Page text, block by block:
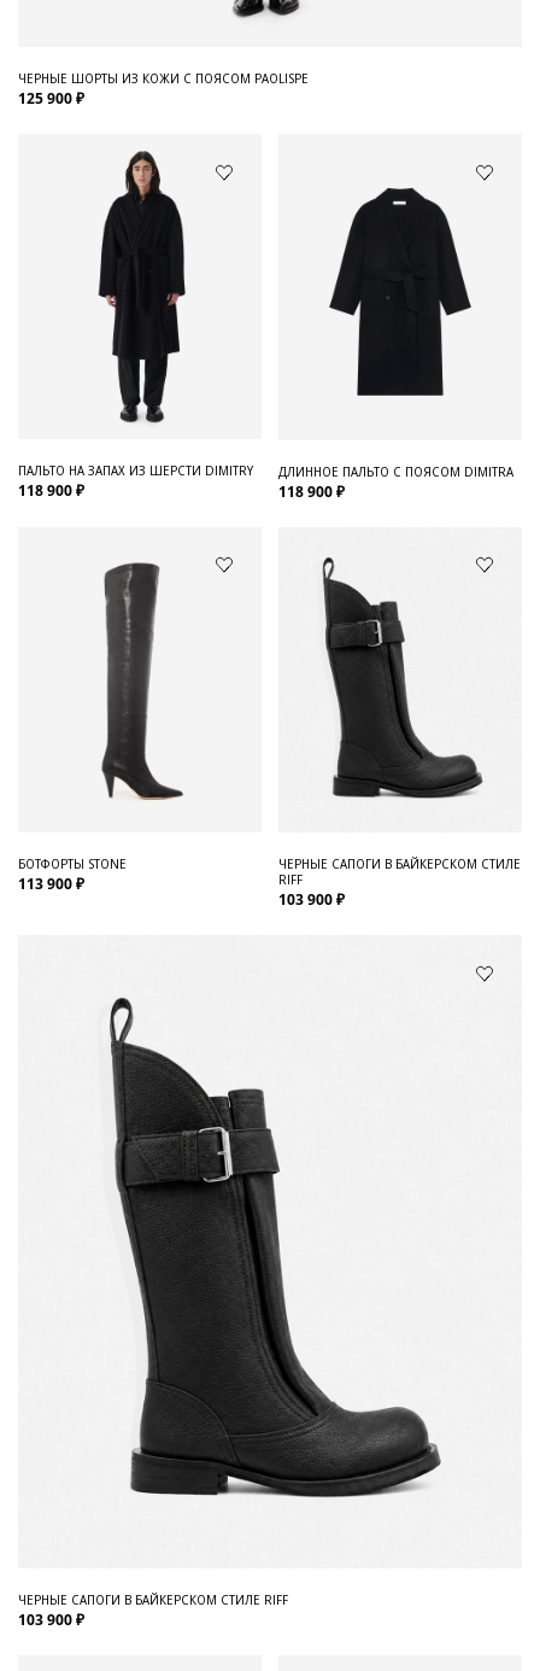
ЧЕРНЫЕ ШОРТЫ ИЗ КОЖИ С ПОЯСОМ PAOLISPE
125 900 ₽
ПАЛЬТО НА ЗАПАХ ИЗ ШЕРСТИ DIMITRY
118 900 ₽
ДЛИННОЕ ПАЛЬТО С ПОЯСОМ DIMITRA
118 900 ₽
БОТФОРТЫ STONE
113 900 ₽
ЧЕРНЫЕ САПОГИ В БАЙКЕРСКОМ СТИЛЕ
RIFF
103 900 ₽
ЧЕРНЫЕ САПОГИ В БАЙКЕРСКОМ СТИЛЕ RIFF
103 900 ₽